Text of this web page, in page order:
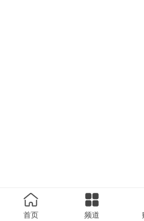
首页 频道